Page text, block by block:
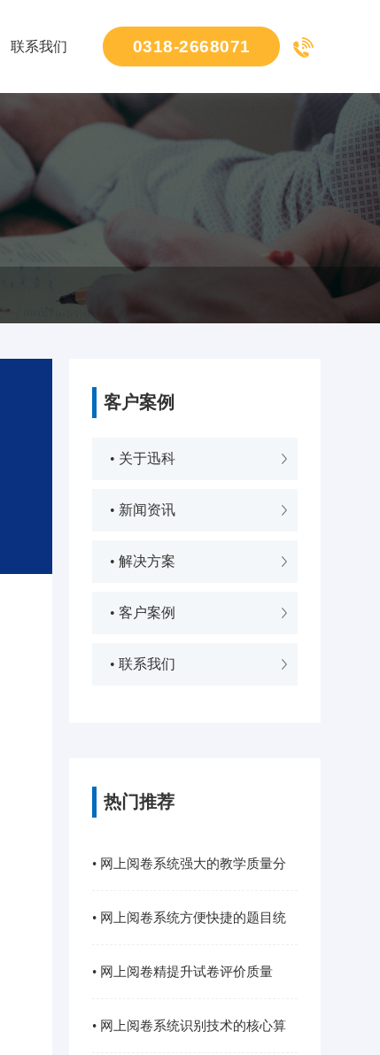
0318-2668071
联系我们
客户案例
• 关于迅科
• 新闻资讯
• 解决方案
• 客户案例
• 联系我们
热门推荐
• 网上阅卷系统强大的教学质量分
析功能
• 网上阅卷系统方便快捷的题目统
计及分析···
• 网上阅卷精提升试卷评价质量
• 网上阅卷系统识别技术的核心算